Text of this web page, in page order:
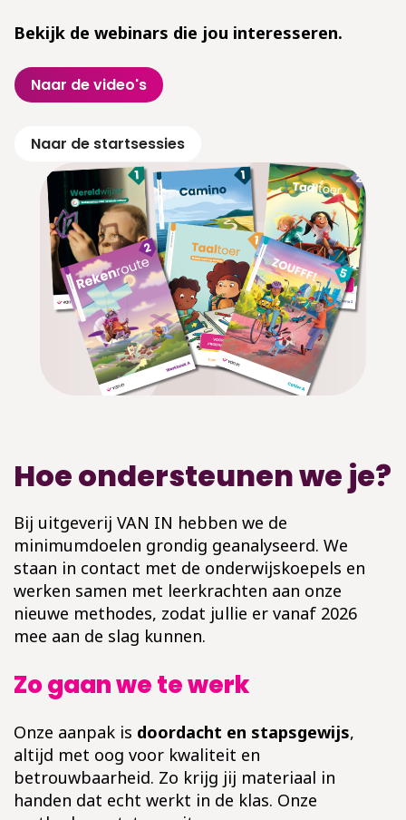
Bekijk de webinars die jou interesseren.
Naar de video's
Naar de startsessies
Hoe ondersteunen we je?
Bij uitgeverij VAN IN hebben we de
minimumdoelen grondig geanalyseerd. We
staan in contact met de onderwijskoepels en
werken samen met leerkrachten aan onze
nieuwe methodes, zodat jullie er vanaf 2026
mee aan de slag kunnen.
Zo gaan we te werk
Onze aanpak is doordacht en stapsgewijs,
altijd met oog voor kwaliteit en
betrouwbaarheid. Zo krijg jij materiaal in
handen dat echt werkt in de klas. Onze